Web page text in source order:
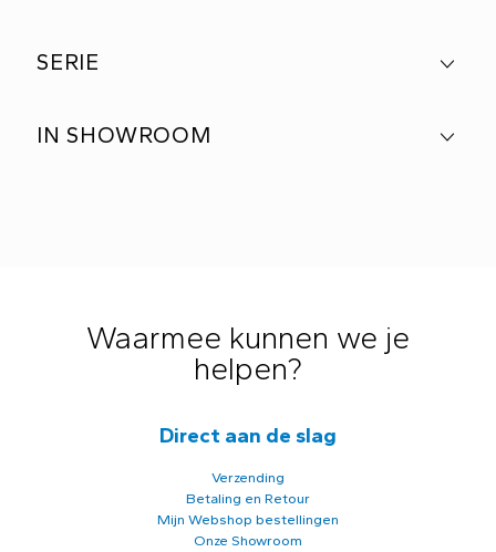
SERIE
IN SHOWROOM
Waarmee kunnen we je
helpen?
Direct aan de slag
Verzending
Betaling en Retour
Mijn Webshop bestellingen
Onze Showroom